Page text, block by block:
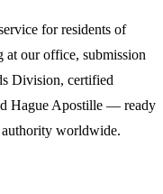
for residents of
our office, submission
Division, certified
Hague Apostille — ready
worldwide.